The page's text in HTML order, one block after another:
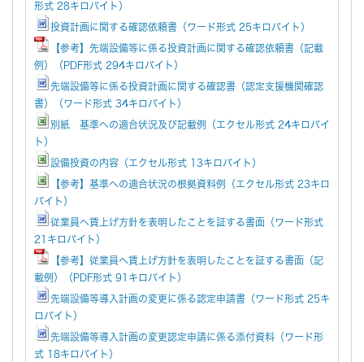
形式 28キロバイト）
投資計画に関する確認依頼書（ワード形式 25キロバイト）
【参考】先端設備等に係る投資計画に関する確認依頼書（記載
例）（PDF形式 294キロバイト）
先端設備等に係る投資計画に関する確認書（認定支援機関確認
書）（ワード形式 34キロバイト）
別紙 基準への適合状況及び記載例（エクセル形式 24キロバイ
ト）
設備投資の内容（エクセル形式 13キロバイト）
【参考】基準への適合状況の根拠資料例（エクセル形式 23キロ
バイト）
従業員へ賃上げ方針を表明したことを証する書面（ワード形式
21キロバイト）
【参考】従業員へ賃上げ方針を表明したことを証する書面（記
載例）（PDF形式 91キロバイト）
先端設備等導入計画の変更に係る認定申請書（ワード形式 25キ
ロバイト）
先端設備等導入計画の変更認定申請に係る添付資料（ワード形
式 18キロバイト）